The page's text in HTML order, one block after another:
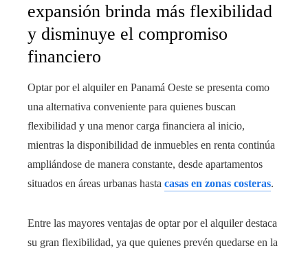
expansión brinda más flexibilidad
y disminuye el compromiso
financiero
Optar por el alquiler en Panamá Oeste se presenta como
una alternativa conveniente para quienes buscan
flexibilidad y una menor carga financiera al inicio,
mientras la disponibilidad de inmuebles en renta continúa
ampliándose de manera constante, desde apartamentos
situados en áreas urbanas hasta casas en zonas costeras.
Entre las mayores ventajas de optar por el alquiler destaca
su gran flexibilidad, ya que quienes prevén quedarse en la